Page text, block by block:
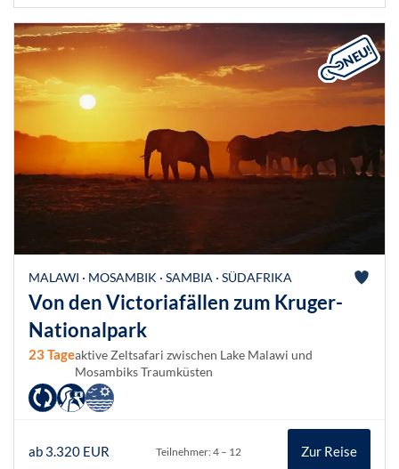
MALAWI · MOSAMBIK · SAMBIA · SÜDAFRIKA
Von den Victoriafällen zum Kruger-
Nationalpark
23 Tageaktive Zeltsafari zwischen Lake Malawi und
Mosambiks Traumküsten
ab 3.320 EUR Teilnehmer: 4 – 12 Zur Reise